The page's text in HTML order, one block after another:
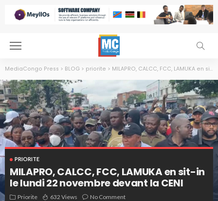
MediaCongo Press > BLOG > priorite > MILAPRO, CALCC, FCC, LAMUKA en sit-in le lundi 22 novembre devant la CENI
PRIORITE
MILAPRO, CALCC, FCC, LAMUKA en sit-in
le lundi 22 novembre devant la CENI
Priorite 632 Views No Comment